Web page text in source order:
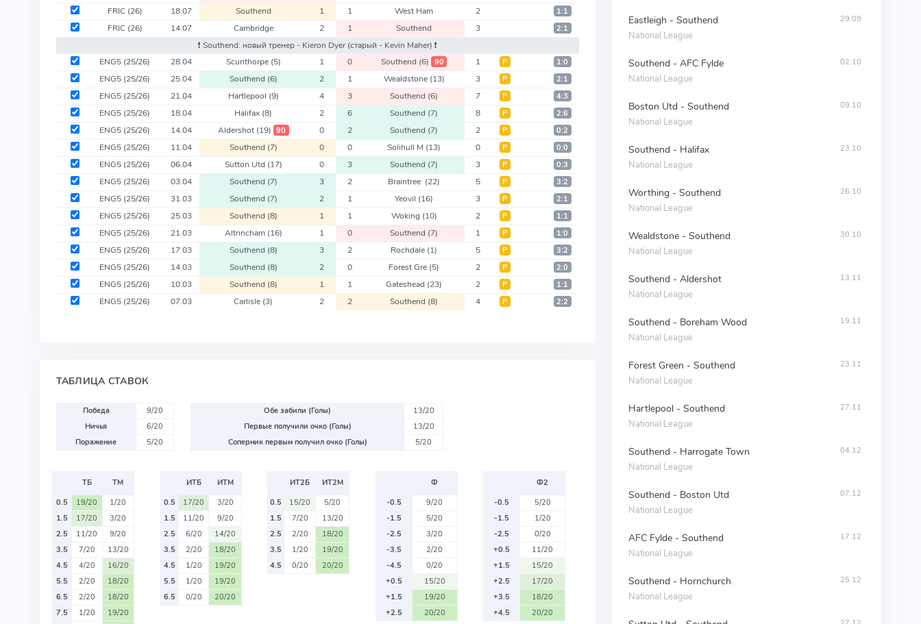
FRIC (26) 18.07 Southend 1 1 West Ham 2 1:1
FRIC (26) 14.07 Cambridge 2 1 Southend 3 2:1
❗️ Southend: новый тренер - Kieron Dyer(старый - Kevin Maher) ❗️
ENG5 (25/26) 28.04 Scunthorpe (5) 1 0 Southend (6) 90 1 Р 1:0
ENG5 (25/26) 25.04 Southend (6) 2 1 Wealdstone (13) 3 Р 2:1
ENG5 (25/26) 21.04 Hartlepool (9) 4 3 Southend (6) 7 Р 4:3
ENG5 (25/26) 18.04 Halifax (8) 2 6 Southend (7) 8 Р 2:6
ENG5 (25/26) 14.04 Aldershot (19) 90 0 2 Southend (7) 2 Р 0:2
ENG5 (25/26) 11.04 Southend (7) 0 0 Solihull M (13) 0 Р 0:0
ENG5 (25/26) 06.04 Sutton Utd (17) 0 3 Southend (7) 3 Р 0:3
ENG5 (25/26) 03.04 Southend (7) 3 2 Braintree (22) 5 Р 3:2
ENG5 (25/26) 31.03 Southend (7) 2 1 Yeovil (16) 3 Р 2:1
ENG5 (25/26) 25.03 Southend (8) 1 1 Woking (10) 2 Р 1:1
ENG5 (25/26) 21.03 Altrincham (16) 1 0 Southend (7) 1 Р 1:0
ENG5 (25/26) 17.03 Southend (8) 3 2 Rochdale (1) 5 Р 3:2
ENG5 (25/26) 14.03 Southend (8) 2 0 Forest Gre (5) 2 Р 2:0
ENG5 (25/26) 10.03 Southend (8) 1 1 Gateshead (23) 2 Р 1:1
ENG5 (25/26) 07.03 Carlisle (3) 2 2 Southend (8) 4 Р 2:2
ТАБЛИЦА СТАВОК
Победа
9/20
Ничья
6/20
Поражение
5/20
Обе забили (Голы)
13/20
Первые получили очко (Голы)
13/20
Соперник первым получил очко (Голы)
5/20
ТБ
ТМ
0.5
19/20
1/20
1.5
17/20
3/20
2.5
11/20
9/20
3.5
7/20
13/20
4.5
4/20
16/20
5.5
2/20
18/20
6.5
2/20
18/20
7.5
1/20
19/20
ИТБ
ИТМ
0.5
17/20
3/20
1.5
11/20
9/20
2.5
6/20
14/20
3.5
2/20
18/20
4.5
1/20
19/20
5.5
1/20
19/20
6.5
0/20 20/20
ИТ2Б
ИТ2М
0.5
15/20
5/20
1.5
7/20
13/20
2.5
2/20
18/20
3.5
1/20
19/20
4.5
0/20 20/20
Ф
-0.5
9/20
-1.5
5/20
-2.5
3/20
-3.5
2/20
-4.5
0/20
+0.5
15/20
+1.5
19/20
+2.5
20/20
Ф2
-0.5
5/20
-1.5
1/20
-2.5
0/20
+0.5
11/20
+1.5
15/20
+2.5
17/20
+3.5
18/20
+4.5
20/20
Eastleigh - Southend
National League
29.09
Southend - AFC Fylde
National League
02.10
Boston Utd - Southend
National League
09.10
Southend - Halifax
National League
23.10
Worthing - Southend
National League
26.10
Wealdstone - Southend
National League
30.10
Southend - Aldershot
National League
13.11
Southend - Boreham Wood
National League
19.11
Forest Green - Southend
National League
23.11
Hartlepool - Southend
National League
27.11
Southend - Harrogate Town
National League
04.12
Southend - Boston Utd
National League
07.12
AFC Fylde - Southend
National League
17.12
Southend - Hornchurch
National League
25.12